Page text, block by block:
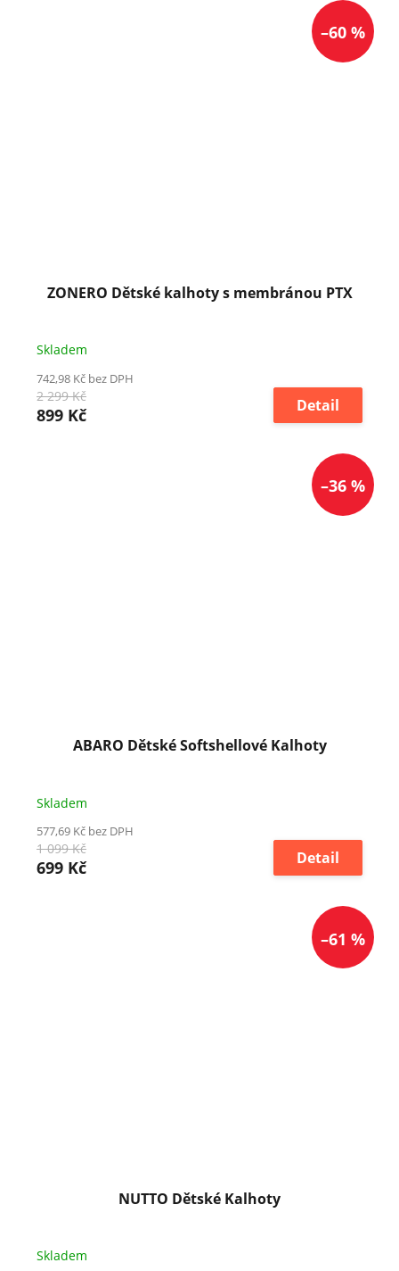
–60 %
ZONERO Dětské kalhoty s membránou PTX
Skladem
742,98 Kč bez DPH
2 299 Kč
899 Kč Detail
–36 %
ABARO Dětské Softshellové Kalhoty
Skladem
577,69 Kč bez DPH
1 099 Kč
699 Kč Detail
–61 %
NUTTO Dětské Kalhoty
Skladem